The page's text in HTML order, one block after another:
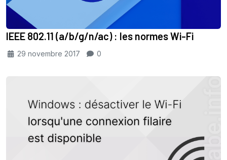
IEEE 802.11 (a/b/g/n/ac) : les normes Wi-Fi
29 novembre 2017 0